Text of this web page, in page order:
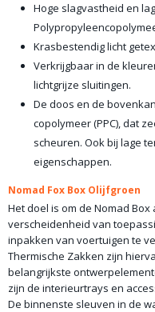
Hoge slagvastheid en
Krasbestendig licht
Verkrijgbaar in de
lichtgrijze sluitingen.
De doos en de
copolymeer (PPC), dat
scheuren. Ook bij lage
eigenschappen.
Nomad Fox Box Olijfgroen
Het doel is om de Nomad
verscheidenheid van
inpakken van voertuigen te
Thermische Zakken zijn
belangrijkste
zijn de interieurtrays en
De binnenste sleuven in de